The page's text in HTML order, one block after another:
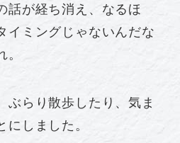
話が経ち消え、なるほ
イミングじゃないんだな
ぶらり散歩したり、気ま
にしました。